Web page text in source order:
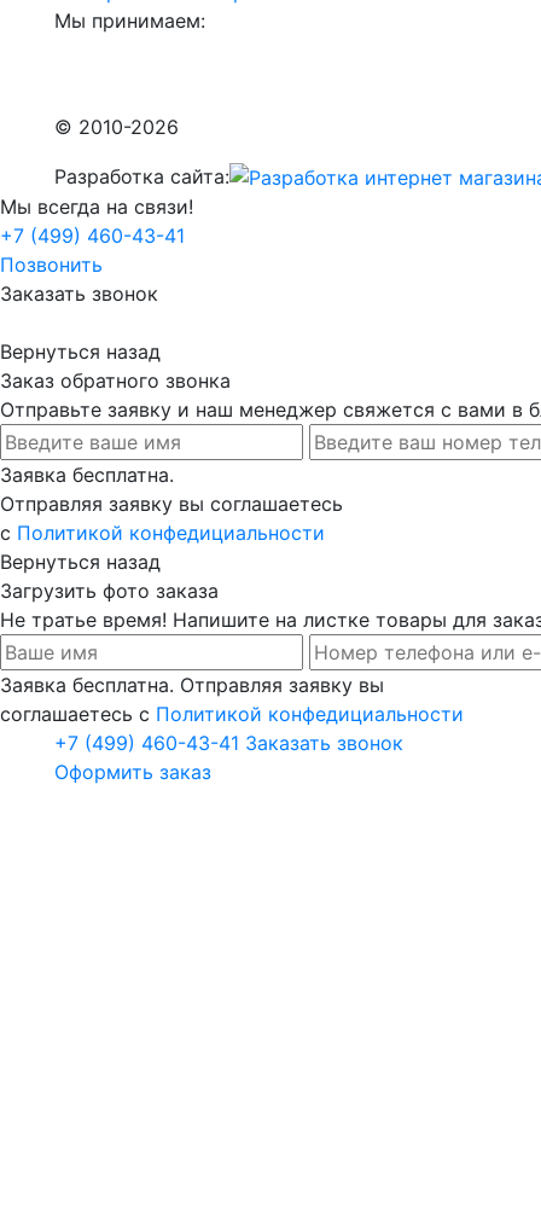
Мы принимаем:
© 2010-2026
Разработка сайта:
Мы всегда на связи!
+7 (499) 460-43-41
Позвонить
Заказать звонок
Вернуться назад
Заказ обратного звонка
Отправьте заявку и наш менеджер свяжется с вами в
Заявка бесплатна.
Отправляя заявку вы соглашаетесь
с Политикой конфедициальности
Вернуться назад
Загрузить фото заказа
Не тратье время! Напишите на листке товары для
Заявка бесплатна. Отправляя заявку вы
соглашаетесь с Политикой конфедициальности
+7 (499) 460-43-41 Заказать звонок
Оформить заказ